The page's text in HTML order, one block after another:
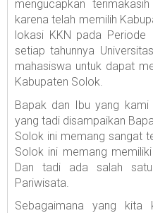
mengucapkan
karena telah memilih
lokasi KKN pada Periode
setiap tahunnya
mahasiswa untuk dapat
Kabupaten Solok.
Bapak dan Ibu yang
yang tadi disampaikan
Solok ini memang sangat
Solok ini memang
Dan tadi ada salah
Pariwisata.
Sebagaimana yang kita